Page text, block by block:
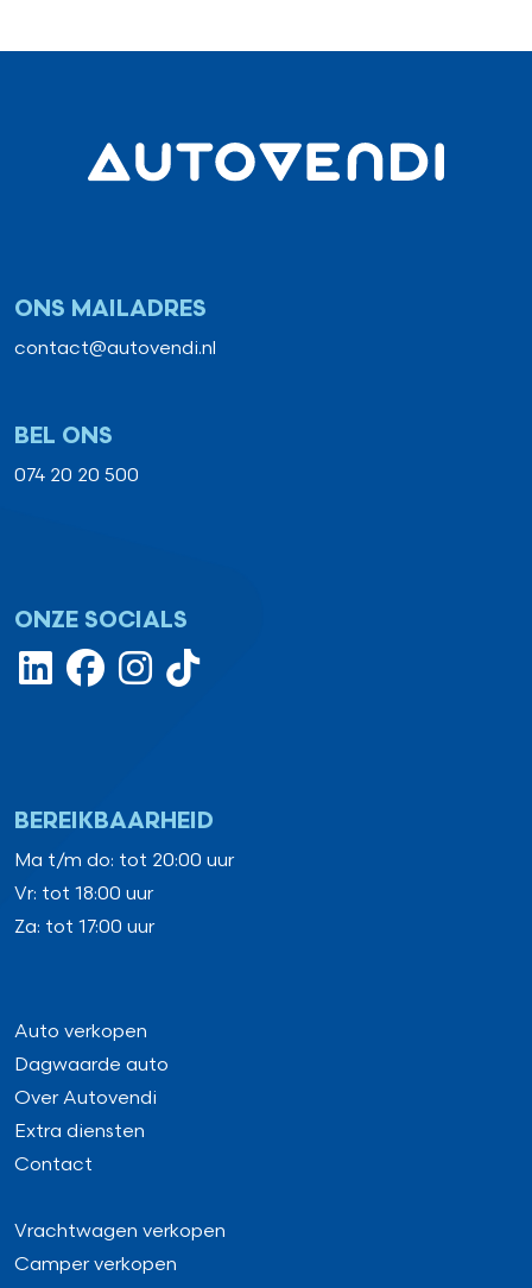
ONS MAILADRES
contact@autovendi.nl
BEL ONS
074 20 20 500
ONZE SOCIALS
BEREIKBAARHEID
Ma t/m do: tot 20:00 uur
Vr: tot 18:00 uur
Za: tot 17:00 uur
Auto verkopen
Dagwaarde auto
Over Autovendi
Extra diensten
Contact
Vrachtwagen verkopen
Camper verkopen